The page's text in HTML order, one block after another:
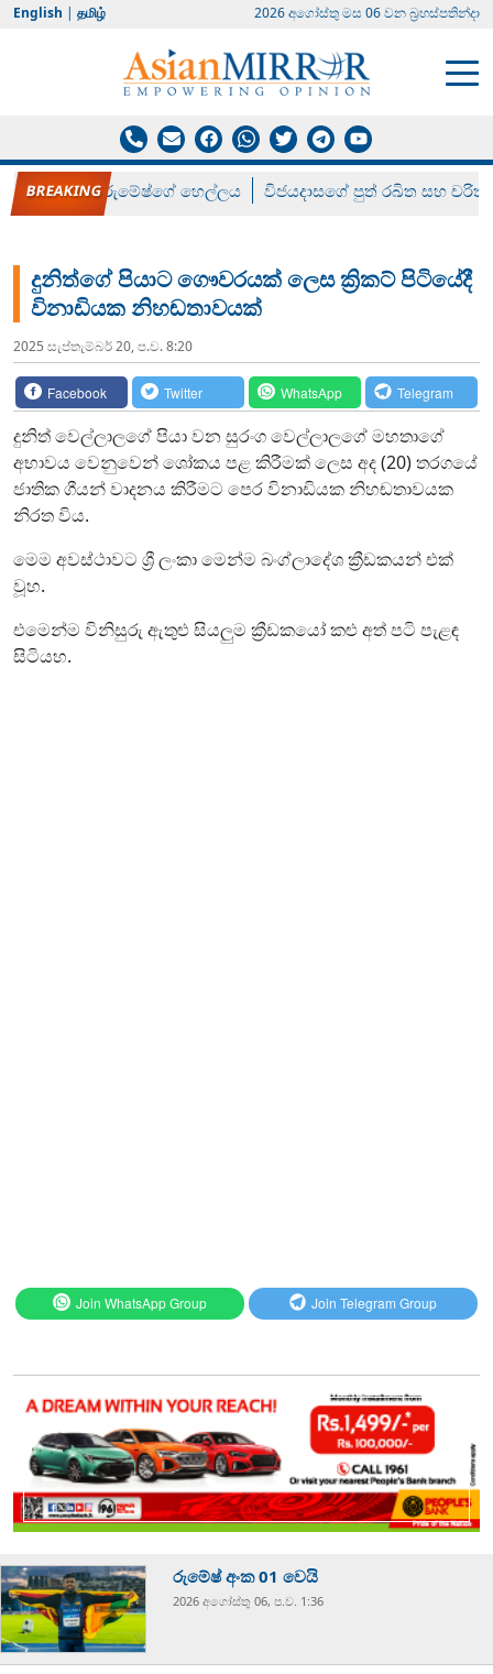
English | தமிழ் 2026 අගෝස්‍තු මස 06 වන බ්‍රහස්පතින්දා
රන් ගෙනා රුමේෂ්ගේ හෙල්ලය විජයදාසගේ පුත් රඛිත සහ චරිත්
දුනිත්ගේ පියාට ගෞවරයක් ලෙස ක්‍රිකට් පිටියේදී
විනාඩියක නිහඬතාවයක්
2025 සැප්‍තැම්‍බර් 20, ප.ව. 8:20
Facebook Twitter WhatsApp Telegram
දුනිත් වෙල්ලාලගේ පියා වන සුරංග වෙල්ලාලගේ මහතාගේ
අභාවය වෙනුවෙන් ශෝකය පළ කිරීමක් ලෙස අද (20) තරගයේ
ජාතික ගීයන් වාදනය කිරීමට පෙර විනාඩියක නිහඬතාවයක
නිරත විය.
මෙම අවස්ථාවට ශ්‍රී ලංකා මෙන්ම බංග්ලාදේශ ක්‍රීඩකයන් එක්
වූහ.
එමෙන්ම විනිසුරු ඇතුළු සියලුම ක්‍රීඩකයෝ කළු අත් පටි පැළඳ
සිටියහ.
Join WhatsApp Group Join Telegram Group
රුමේෂ් අංක 01 වෙයි
2026 අගෝස්‍තු 06, ප.ව. 1:36